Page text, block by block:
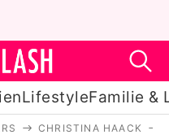
LifestyleFamilie &
CHRISTINA HAACK